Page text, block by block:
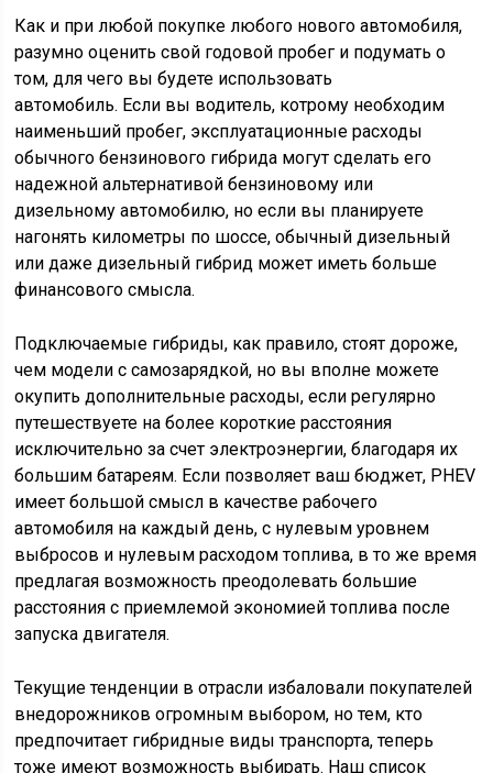
Как и при любой покупке любого нового автомобиля,
разумно оценить свой годовой пробег и подумать о
том, для чего вы будете использовать
автомобиль. Если вы водитель, котрому необходим
наименьший пробег, эксплуатационные расходы
обычного бензинового гибрида могут сделать его
надежной альтернативой бензиновому или
дизельному автомобилю, но если вы планируете
нагонять километры по шоссе, обычный дизельный
или даже дизельный гибрид может иметь больше
финансового смысла.
Подключаемые гибриды, как правило, стоят дороже,
чем модели с самозарядкой, но вы вполне можете
окупить дополнительные расходы, если регулярно
путешествуете на более короткие расстояния
исключительно за счет электроэнергии, благодаря их
большим батареям. Если позволяет ваш бюджет, PHEV
имеет большой смысл в качестве рабочего
автомобиля на каждый день, с нулевым уровнем
выбросов и нулевым расходом топлива, в то же время
предлагая возможность преодолевать большие
расстояния с приемлемой экономией топлива после
запуска двигателя.
Текущие тенденции в отрасли избаловали покупателей
внедорожников огромным выбором, но тем, кто
предпочитает гибридные виды транспорта, теперь
тоже имеют возможность выбирать. Наш список